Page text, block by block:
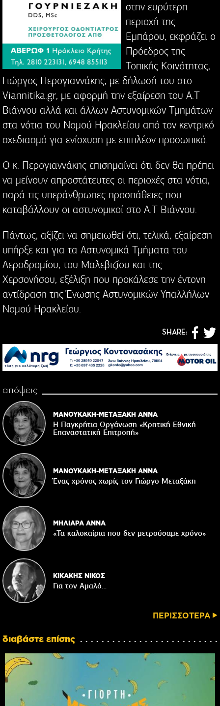
στην ευρύτερη
περιοχή της
Εμπάρου, εκφράζει ο
Πρόεδρος της
Τοπικής Κοινότητας,
Γιώργος Περογιαννάκης, με δήλωσή του στο
Viannitika.gr, με αφορμή την εξαίρεση του Α.Τ
Βιάννου αλλά και άλλων Αστυνομικών Τμημάτων
στα νότια του Νομού Ηρακλείου από τον κεντρικό
σχεδιασμό για ενίσχυση με επιπλέον προσωπικό.
Ο κ. Περογιαννάκης επισημαίνει ότι δεν θα πρέπει
να μείνουν απροστάτευτες οι περιοχές στα νότια,
παρά τις υπεράνθρωπες προσπάθειες που
καταβάλλουν οι αστυνομικοί στο Α.Τ Βιάννου.
Πάντως, αξίζει να σημειωθεί ότι, τελικά, εξαίρεση
υπήρξε και για τα Αστυνομικά Τμήματα του
Αεροδρομίου, του Μαλεβιζίου και της
Χερσονήσου, εξέλιξη που προκάλεσε την έντονη
αντίδραση της Ένωσης Αστυνομικών Υπαλλήλων
Νομού Ηρακλείου.
SHARE:
απόψεις
ΜΑΝΟΥΚΑΚΗ-ΜΕΤΑΞΑΚΗ ΑΝΝΑ
Η Παγκρήτια Οργάνωση «Κρητική Εθνική
Επαναστατική Eπιτροπή»
ΜΑΝΟΥΚΑΚΗ-ΜΕΤΑΞΑΚΗ ΑΝΝΑ
Ένας χρόνος χωρίς τον Γιώργο Μεταξάκη
ΜΗΛΙΑΡΑ ΑΝΝΑ
«Τα καλοκαίρια που δεν μετρούσαμε χρόνο»
ΚΙΚΑΚΗΣ ΝΙΚΟΣ
Για τον Αμαλό…
ΠΕΡΙΣΣΟΤΕΡΑ
διαβάστε επίσης